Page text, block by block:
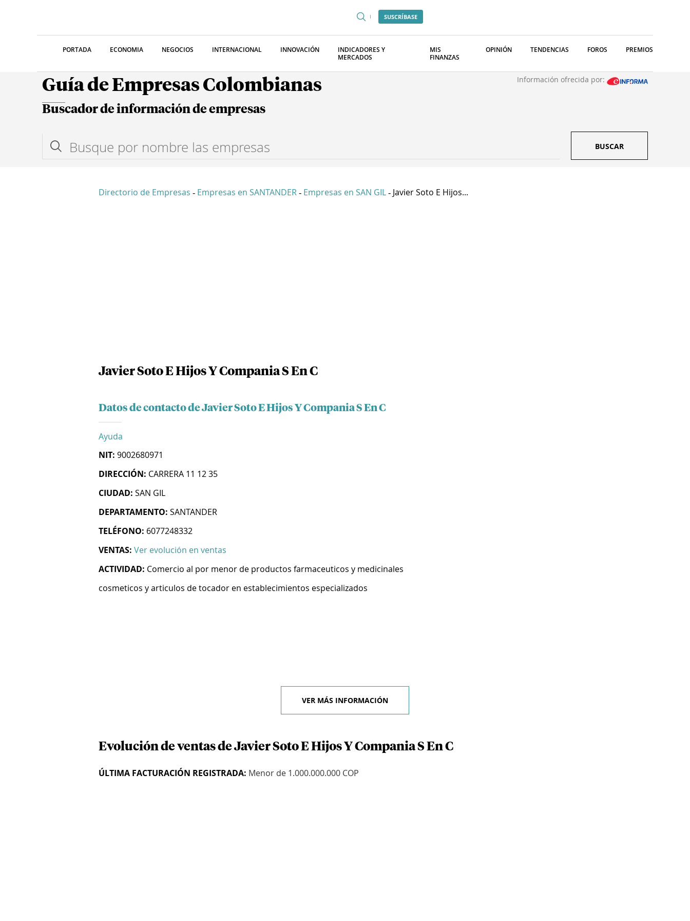
SUSCRÍBASE
PORTADA ECONOMIA NEGOCIOS INTERNACIONAL INNOVACIÓN
INDICADORES Y
MERCADOS
MIS
FINANZAS
OPINIÓN TENDENCIAS FOROS PREMIOS
Guía de Empresas Colombianas Información ofrecida por:
Buscador de información de empresas
BUSCAR
Directorio de Empresas - Empresas en SANTANDER - Empresas en SAN GIL - Javier Soto E Hijos...
Javier Soto E Hijos Y Compania S En C
Datos de contacto de Javier Soto E Hijos Y Compania S En C
Ayuda
NIT: 9002680971
DIRECCIÓN: CARRERA 11 12 35
CIUDAD: SAN GIL
DEPARTAMENTO: SANTANDER
TELÉFONO: 6077248332
VENTAS: Ver evolución en ventas
ACTIVIDAD: Comercio al por menor de productos farmaceuticos y medicinales
cosmeticos y articulos de tocador en establecimientos especializados
VER MÁS INFORMACIÓN
Evolución de ventas de Javier Soto E Hijos Y Compania S En C
ÚLTIMA FACTURACIÓN REGISTRADA: Menor de 1.000.000.000 COP